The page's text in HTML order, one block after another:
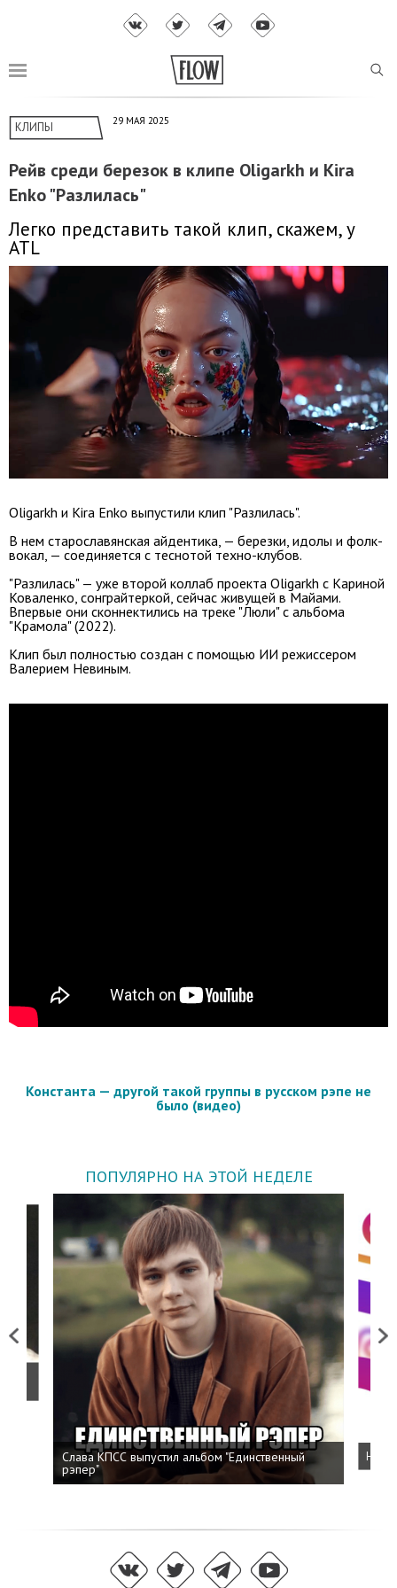
КЛИПЫ 29 МАЯ 2025
Рейв среди березок в клипе Oligarkh и Kira
Enko "Разлилась"
Легко представить такой клип, скажем, у
ATL
Oligarkh и Kira Enko выпустили клип "Разлилась".
В нем старославянская айдентика, — березки, идолы и фолк-
вокал, — соединяется с теснотой техно-клубов.
"Разлилась" — уже второй коллаб проекта Oligarkh с Кариной
Коваленко, сонграйтеркой, сейчас живущей в Майами.
Впервые они сконнектились на треке "Люли" с альбома
"Крамола" (2022).
Клип был полностью создан с помощью ИИ режиссером
Валерием Невиным.
Константа — другой такой группы в русском рэпе не
было (видео)
ПОПУЛЯРНО НА ЭТОЙ НЕДЕЛЕ
Previous
Слава КПСС выпустил альбом "Единственный
рэпер"
Next